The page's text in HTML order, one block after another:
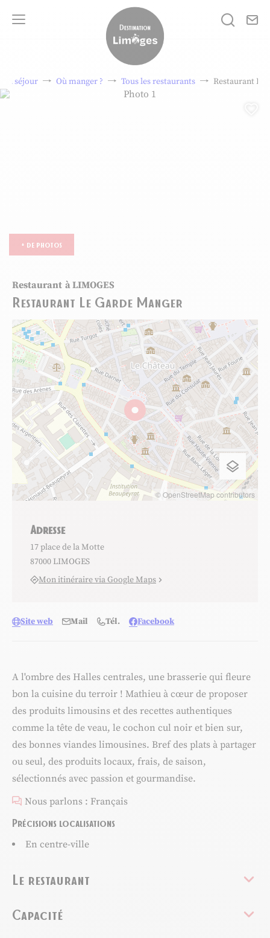
séjour Où manger ? Tous les restaurants Restaurant Le
Menu Je
Restaurant à LIMOGES
Restaurant Le Garde Manger
Photo 1, © Le garde-manger
+ de photos
A l'ombre des Halles centrales, une brasserie qui fleure
bon la cuisine du terroir ! Mathieu à cœur de proposer
des produits limousins et des recettes authentiques
comme la tête de veau, le cochon cul noir et bien sur,
des bonnes viandes limousines. Bref des plats à partager
ou seul, des produits locaux, frais, de saison,
sélectionnés avec passion et gourmandise.
Nous parlons : Français
Précisions localisations
En centre-ville
Le restaurant
Capacité
© OpenStreetMap contributors
Adresse
17 place de la Motte
87000 LIMOGES
Mon itinéraire via Google Maps
Site web Mail Tél. Facebook